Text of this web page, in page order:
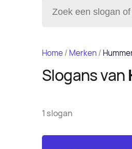
Home/ Merken/
Slogans van
1 slogan